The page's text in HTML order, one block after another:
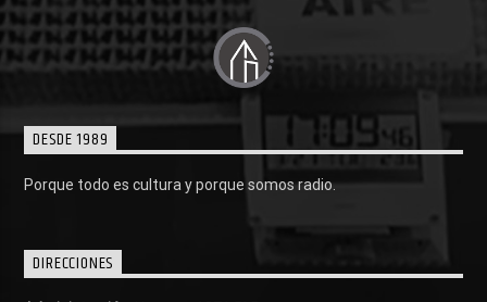
DESDE 1989
Porque todo es cultura y porque somos radio.
DIRECCIONES